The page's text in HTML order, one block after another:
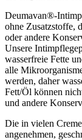
Deumavan®-
ohne Zusatzstoffe,
oder andere
Unsere
wasserfreie Fette
alle
werden, daher
Fett/Öl können
und andere
Die in vielen
angenehmen,